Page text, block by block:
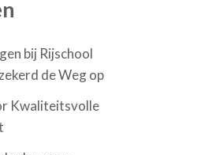
bij Rijschool
de Weg op
Kwaliteitsvolle